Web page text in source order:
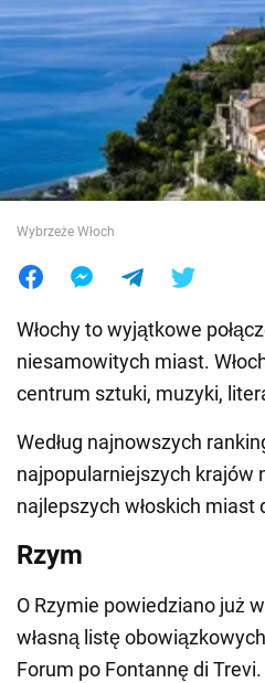
Społeczeństwo
Wojna na Ukrainie
Jedzenie
Wybrzeże Włoch
Włochy to wyjątkowe
niesamowitych miast.
centrum sztuki, muzyki,
Według najnowszych
najpopularniejszych krajów
najlepszych włoskich miast
Rzym
O Rzymie powiedziano już
własną listę
Forum po Fontannę di